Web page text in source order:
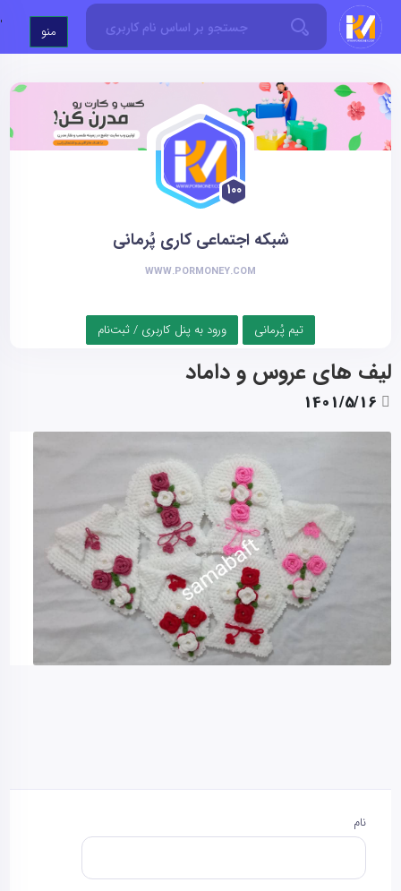
' منو
100
شبکه اجتماعی کاری پُرمانی
WWW.PORMONEY.COM
ورود به پنل کاربری / ثبت‌نام تیم پُرمانی
لیف های عروس و داماد
1401/5/16
نام